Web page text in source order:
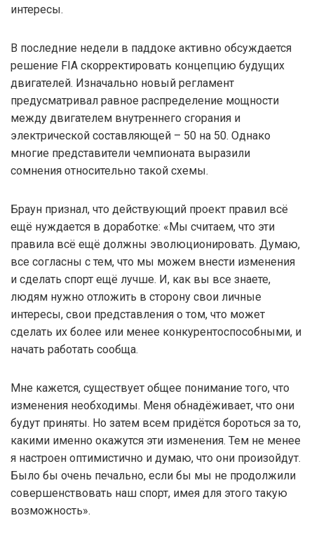
интересы.
В последние недели в паддоке активно обсуждается
решение FIA скорректировать концепцию будущих
двигателей. Изначально новый регламент
предусматривал равное распределение мощности
между двигателем внутреннего сгорания и
электрической составляющей – 50 на 50. Однако
многие представители чемпионата выразили
сомнения относительно такой схемы.
Браун признал, что действующий проект правил всё
ещё нуждается в доработке: «Мы считаем, что эти
правила всё ещё должны эволюционировать. Думаю,
все согласны с тем, что мы можем внести изменения
и сделать спорт ещё лучше. И, как вы все знаете,
людям нужно отложить в сторону свои личные
интересы, свои представления о том, что может
сделать их более или менее конкурентоспособными, и
начать работать сообща.
Мне кажется, существует общее понимание того, что
изменения необходимы. Меня обнадёживает, что они
будут приняты. Но затем всем придётся бороться за то,
какими именно окажутся эти изменения. Тем не менее
я настроен оптимистично и думаю, что они произойдут.
Было бы очень печально, если бы мы не продолжили
совершенствовать наш спорт, имея для этого такую
возможность».